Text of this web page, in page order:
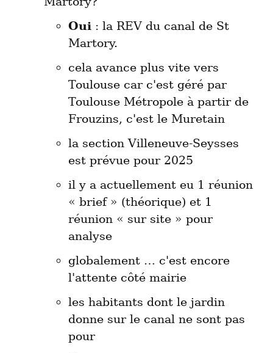
Oui : la REV du canal de St
Martory.
cela avance plus vite vers
Toulouse car c'est géré par
Toulouse Métropole à partir de
Frouzins, c'est le Muretain
la section Villeneuve-Seysses
est prévue pour 2025
il y a actuellement eu 1 réunion
« brief » (théorique) et 1
réunion « sur site » pour
analyse
globalement … c'est encore
l'attente côté mairie
les habitants dont le jardin
donne sur le canal ne sont pas
pour